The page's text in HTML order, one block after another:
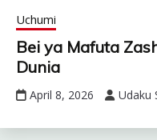
Uchumi
Bei ya Mafuta
Dunia
April 8, 2026 Udaku